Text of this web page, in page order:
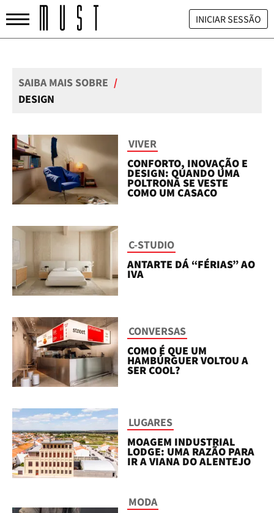
INICIAR SESSÃO
SAIBA MAIS SOBRE /
DESIGN
VIVER
CONFORTO, INOVAÇÃO E
DESIGN: QUANDO UMA
POLTRONA SE VESTE
COMO UM CASACO
C-STUDIO
ANTARTE DÁ “FÉRIAS” AO
IVA
CONVERSAS
COMO É QUE UM
HAMBÚRGUER VOLTOU A
SER COOL?
LUGARES
MOAGEM INDUSTRIAL
LODGE: UMA RAZÃO PARA
IR A VIANA DO ALENTEJO
MODA